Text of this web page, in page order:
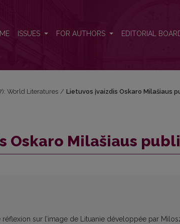
ISSUES FOR AUTHORS EDITORIAL
World Literatures / Lietuvos įvaizdis Oskaro Milašiaus
Oskaro Milašiaus
sur l’image de Lituanie développée par